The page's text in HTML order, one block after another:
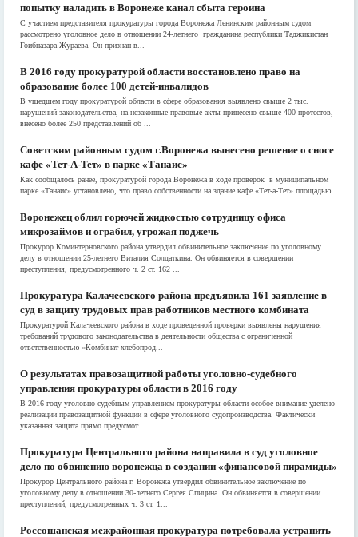
попытку наладить в Воронеже канал сбыта героина
С участием представителя прокуратуры города Воронежа Ленинским районным судом
рассмотрено уголовное дело в отношении 24-летнего гражданина республики Таджикистан
Гоибназара Жураева. Он признан в...
В 2016 году прокуратурой области восстановлено право на
образование более 100 детей-инвалидов
В ушедшем году прокуратурой области в сфере образования выявлено свыше 2 тыс.
нарушений законодательства, на незаконные правовые акты принесено свыше 400 протестов,
внесено более 250 представлений об ...
Советским районным судом г.Воронежа вынесено решение о сносе
кафе «Тет-А-Тет» в парке «Танаис»
Как сообщалось ранее, прокуратурой города Воронежа в ходе проверок в муниципальном
парке «Танаис» установлено, что право собственности на здание кафе «Тет-а-Тет» площадью...
Воронежец облил горючей жидкостью сотрудницу офиса
микрозаймов и ограбил, угрожая поджечь
Прокурор Коминтерновского района утвердил обвинительное заключение по уголовному
делу в отношении 25-летнего Виталия Солдаткина. Он обвиняется в совершении
преступления, предусмотренного ч. 2 ст. 162 ...
Прокуратура Калачеевского района предъявила 161 заявление в
суд в защиту трудовых прав работников местного комбината
Прокуратурой Калачеевского района в ходе проведенной проверки выявлены нарушения
требований трудового законодательства в деятельности общества с ограниченной
ответственностью «Комбинат хлебопрод...
О результатах правозащитной работы уголовно-судебного
управления прокуратуры области в 2016 году
В 2016 году уголовно-судебным управлением прокуратуры области особое внимание уделено
реализации правозащитной функции в сфере уголовного судопроизводства. Фактически
указанная защита прямо предусмот...
Прокуратура Центрального района направила в суд уголовное
дело по обвинению воронежца в создании «финансовой пирамиды»
Прокурор Центрального района г. Воронежа утвердил обвинительное заключение по
уголовному делу в отношении 30-летнего Сергея Спицина. Он обвиняется в совершении
преступлений, предусмотренных ч. 3 ст. 1...
Россошанская межрайонная прокуратура потребовала устранить